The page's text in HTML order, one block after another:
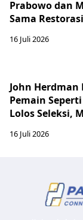
Prabowo dan
Sama
16 Juli 2026
John
Pemain
Lolos Seleksi,
16 Juli 2026